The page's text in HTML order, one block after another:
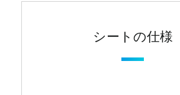
シートの仕様